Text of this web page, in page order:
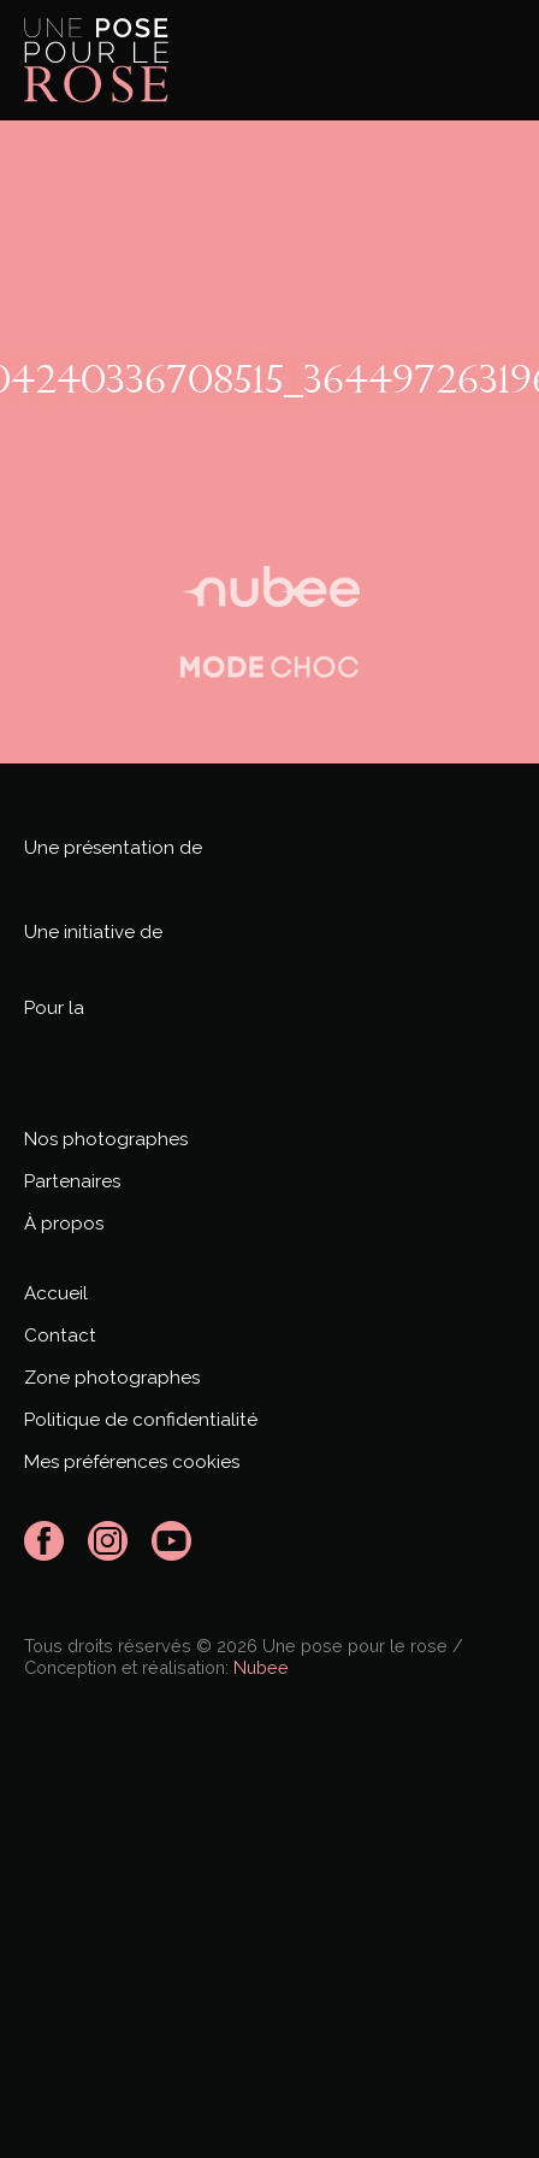
Une présentation de
Une initiative de
Pour la
Nos photographes
Partenaires
À propos
Accueil
Contact
Zone photographes
Politique de confidentialité
Mes préférences cookies
Tous droits réservés © 2026 Une pose pour le rose /
Conception et réalisation: Nubee